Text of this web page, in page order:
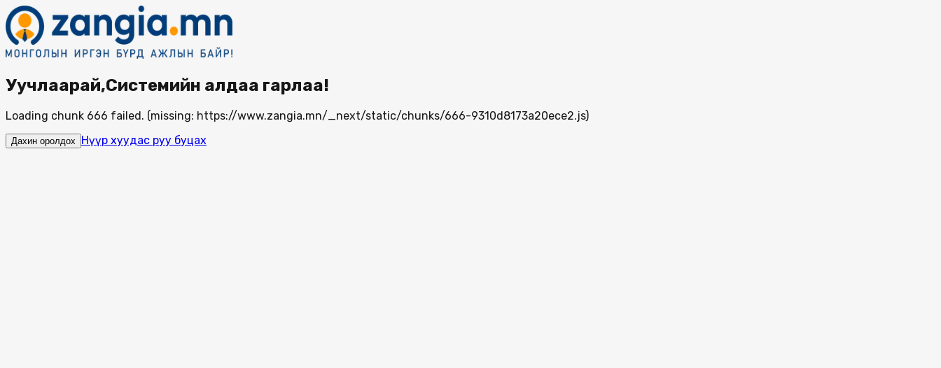
Уучлаарай,Системийн алдаа гарлаа!
Loading chunk 666 failed. (missing: https://www.zangia.mn/_next/static/chunks/666-9310d8173a20ece2.js)
Дахин оролдох Нүүр хуудас руу буцах